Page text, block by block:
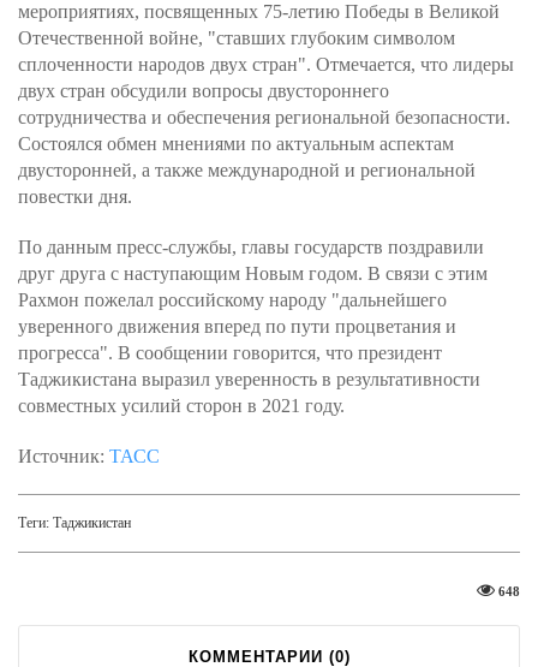
мероприятиях, посвященных 75-летию Победы в Великой
Отечественной войне, "ставших глубоким символом
сплоченности народов двух стран". Отмечается, что лидеры
двух стран обсудили вопросы двустороннего
сотрудничества и обеспечения региональной безопасности.
Состоялся обмен мнениями по актуальным аспектам
двусторонней, а также международной и региональной
повестки дня.
По данным пресс-службы, главы государств поздравили
друг друга с наступающим Новым годом. В связи с этим
Рахмон пожелал российскому народу "дальнейшего
уверенного движения вперед по пути процветания и
прогресса". В сообщении говорится, что президент
Таджикистана выразил уверенность в результативности
совместных усилий сторон в 2021 году.
Источник: ТАСС
Теги: Таджикистан
648
КОММЕНТАРИИ (0)